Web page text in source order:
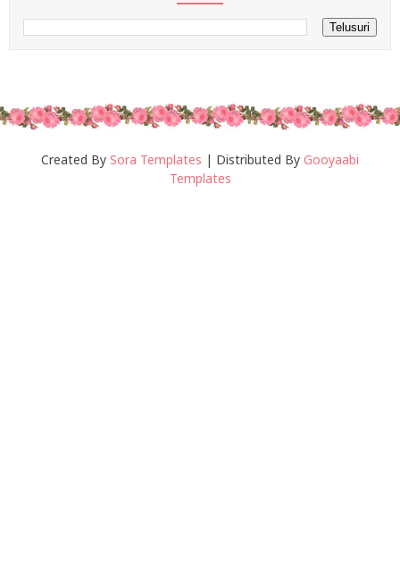
Created By Sora Templates | Distributed By Gooyaabi
Templates